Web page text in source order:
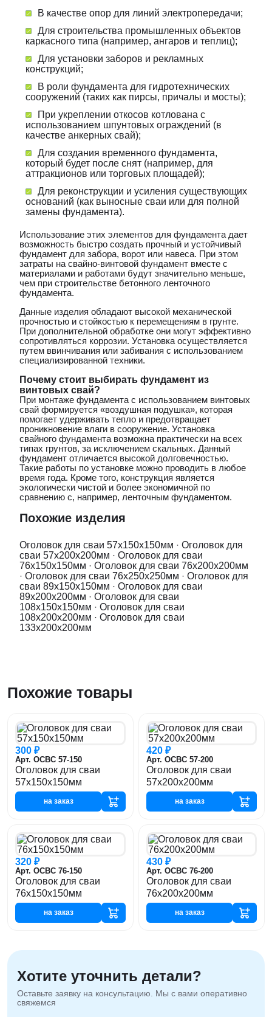
В качестве опор для линий электропередачи;
Для строительства промышленных объектов
каркасного типа (например, ангаров и теплиц);
Для установки заборов и рекламных
конструкций;
В роли фундамента для гидротехнических
сооружений (таких как пирсы, причалы и мосты);
При укреплении откосов котлована с
использованием шпунтовых ограждений (в
качестве анкерных свай);
Для создания временного фундамента,
который будет после снят (например, для
аттракционов или торговых площадей);
Для реконструкции и усиления существующих
оснований (как выносные сваи или для полной
замены фундамента).
Использование этих элементов для фундамента дает
возможность быстро создать прочный и устойчивый
фундамент для забора, ворот или навеса. При этом
затраты на свайно-винтовой фундамент вместе с
материалами и работами будут значительно меньше,
чем при строительстве бетонного ленточного
фундамента.
Данные изделия обладают высокой механической
прочностью и стойкостью к перемещениям в грунте.
При дополнительной обработке они могут эффективно
сопротивляться коррозии. Установка осуществляется
путем ввинчивания или забивания с использованием
специализированной техники.
Почему стоит выбирать фундамент из
винтовых свай?
При монтаже фундамента с использованием винтовых
свай формируется «воздушная подушка», которая
помогает удерживать тепло и предотвращает
проникновение влаги в сооружение. Установка
свайного фундамента возможна практически на всех
типах грунтов, за исключением скальных. Данный
фундамент отличается высокой долговечностью.
Такие работы по установке можно проводить в любое
время года. Кроме того, конструкция является
экологически чистой и более экономичной по
сравнению с, например, ленточным фундаментом.
Похожие изделия
Оголовок для сваи 57x150x150мм · Оголовок для
сваи 57x200x200мм · Оголовок для сваи
76x150x150мм · Оголовок для сваи 76x200x200мм
· Оголовок для сваи 76x250x250мм · Оголовок для
сваи 89x150x150мм · Оголовок для сваи
89x200x200мм · Оголовок для сваи
108x150x150мм · Оголовок для сваи
108x200x200мм · Оголовок для сваи
133x200x200мм
Похожие товары
300 ₽
Арт. ОСВС 57-150
Оголовок для сваи
57x150x150мм
на заказ
420 ₽
Арт. ОСВС 57-200
Оголовок для сваи
57x200x200мм
на заказ
320 ₽
Арт. ОСВС 76-150
Оголовок для сваи
76x150x150мм
на заказ
430 ₽
Арт. ОСВС 76-200
Оголовок для сваи
76x200x200мм
на заказ
Хотите уточнить детали?
Оставьте заявку на консультацию. Мы с вами оперативно
свяжемся